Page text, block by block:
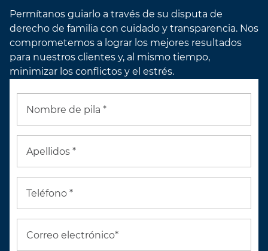
Permítanos guiarlo a través de su disputa de
derecho de familia con cuidado y transparencia. Nos
comprometemos a lograr los mejores resultados
para nuestros clientes y, al mismo tiempo,
minimizar los conflictos y el estrés.
Nombre de pila *
Apellidos *
Teléfono *
Correo electrónico*